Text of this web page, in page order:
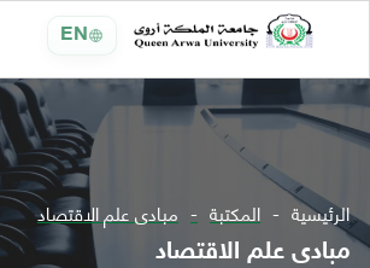
EN
الرئيسية المكتبة مبادى علم الاقتصاد
مبادى علم الاقتصاد